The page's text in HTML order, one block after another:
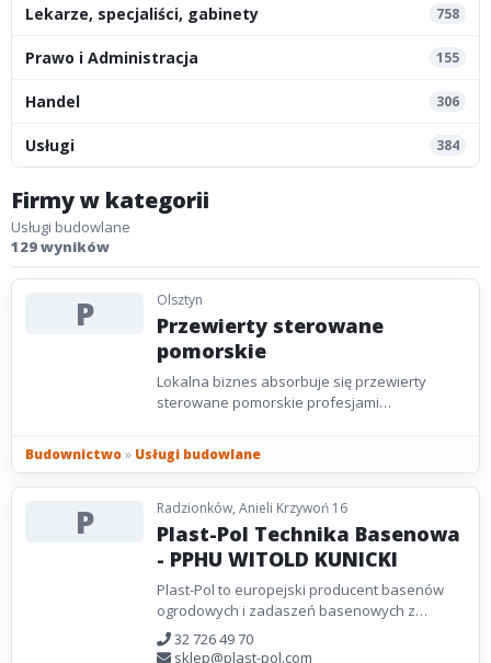
Lekarze, specjaliści, gabinety 758
Prawo i Administracja 155
Handel 306
Usługi 384
Firmy w kategorii
Usługi budowlane
129 wyników
P Olsztyn
Przewierty sterowane
pomorskie
Lokalna biznes absorbuje się przewierty
sterowane pomorskie profesjami
Budownictwo» Usługi budowlane
P Radzionków, Anieli Krzywoń 16
Plast-Pol Technika Basenowa
- PPHU WITOLD KUNICKI
Plast-Pol to europejski producent basenów
ogrodowych i zadaszeń basenowych z
siedzibą w Polsce. Działając od 1993 roku,
firma zdobyła zaufanie...
32 726 49 70
sklep@plast-pol.com